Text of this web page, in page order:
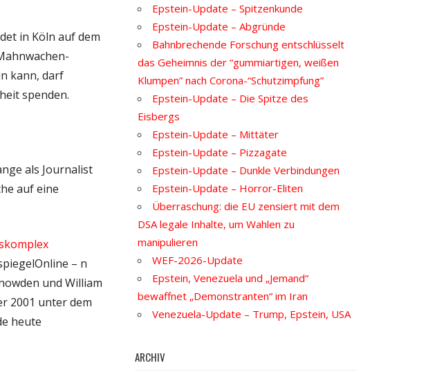
in Köln auf dem
kann, darf
spenden.
als Journalist
auf eine
– n
und William
2001 unter dem
heute
Epstein-Update – Spitzenkunde
Epstein-Update – Abgründe
Bahnbrechende Forschung entschlüsselt
das Geheimnis der “gummiartigen, weißen
Klumpen” nach Corona-“Schutzimpfung”
Epstein-Update – Die Spitze des
Eisbergs
Epstein-Update – Mittäter
Epstein-Update – Pizzagate
Epstein-Update – Dunkle Verbindungen
Epstein-Update – Horror-Eliten
Überraschung: die EU zensiert mit dem
DSA legale Inhalte, um Wahlen zu
manipulieren
WEF-2026-Update
Epstein, Venezuela und „Jemand“
bewaffnet „Demonstranten“ im Iran
Venezuela-Update – Trump, Epstein, USA
ARCHIV